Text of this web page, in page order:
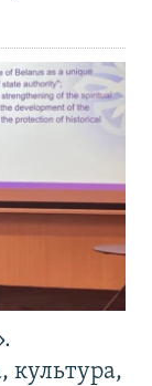
культура,